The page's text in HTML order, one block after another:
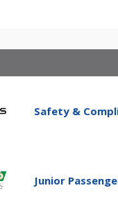
Safety &
Junior